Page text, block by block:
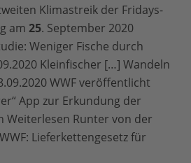
Klimastreik der Fridays-
am 25. September 2020
Weniger Fische durch
Kleinfischer […] Wandeln
WWF veröffentlicht
App zur Erkundung der
Weiterlesen Runter von der
Lieferkettengesetz für